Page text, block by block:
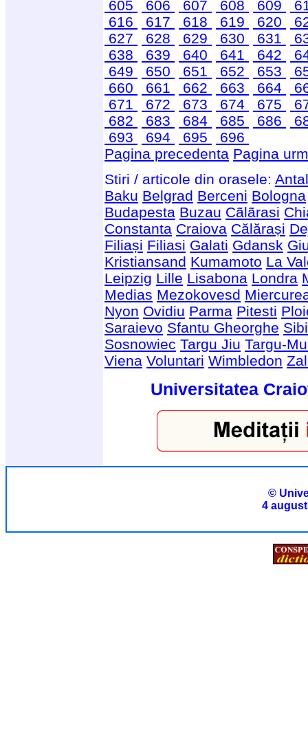
605 606 607 608 609
616
617 618 619 620
627
628 629 630 631
638
639 640 641 642
649
650 651 652 653
660
661 662 663 664
671
672 673 674 675
682
683 684 685 686
693
694 695
696
Pagina precedenta Pagina
Stiri / articole din orasele:
Baku Belgrad Berceni Bologna
Budapesta Buzau Cãlãrasi
Constanta Craiova Călărași
Filiași Filiasi Galati Gdansk
Kristiansand Kumamoto La
Leipzig Lille Lisabona Londra
Medias Mezokovesd
Nyon Ovidiu Parma Pitesti
Saraievo Sfantu Gheorghe
Sosnowiec Targu Jiu Targu-
Viena Voluntari Wimbledon
Universitatea
©
4